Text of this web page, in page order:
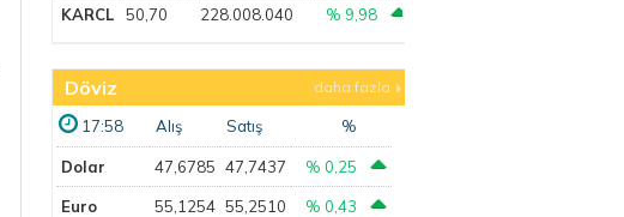
KARCL 50,70 228.008.040 % 9,98
Döviz daha fazla
17:58 Alış Satış %
Dolar 47,6785 47,7437 % 0,25
Euro 55,1254 55,2510 % 0,43